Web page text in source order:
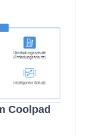
Coolpad